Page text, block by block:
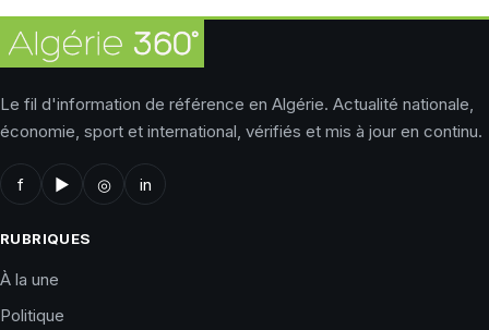
Le fil d'information de référence en Algérie. Actualité nationale,
économie, sport et international, vérifiés et mis à jour en continu.
f ▶ ◎ in
RUBRIQUES
À la une
Politique